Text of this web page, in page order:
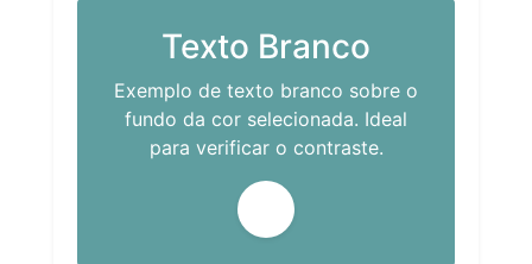
Texto Branco
Exemplo de texto branco sobre o
fundo da cor selecionada. Ideal
para verificar o contraste.